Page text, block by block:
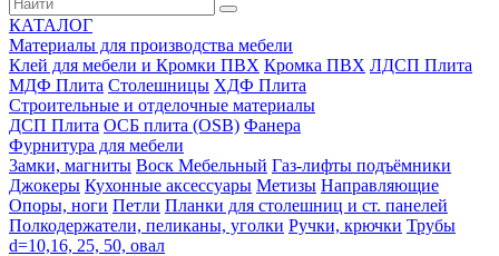
КАТАЛОГ
Материалы для производства мебели
Клей для мебели и Кромки ПВХ Кромка ПВХ ЛДСП Плита
МДФ Плита Столешницы ХДФ Плита
Строительные и отделочные материалы
ДСП Плита ОСБ плита (OSB) Фанера
Фурнитура для мебели
3амки, магниты Воск Мебельный Газ-лифты подъёмники
Джокеры Кухонные аксессуары Метизы Направляющие
Опоры, ноги Петли Планки для столешниц и ст. панелей
Полкодержатели, пеликаны, уголки Ручки, крючки Трубы
d=10,16, 25, 50, овал